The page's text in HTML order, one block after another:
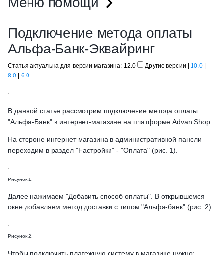
Подключение метода оплаты
Альфа-Банк-Эквайринг
Статья актуальна для версии магазина: 12.0 Другие версии 10.0|
8.0
6.0
В данной статье рассмотрим подключение метода оплаты
"Альфа-Банк" в интернет-магазине на платформе AdvantShop.
На стороне интернет магазина в административной панели
переходим в раздел "Настройки" - "Оплата" (рис. 1).
Рисунок 1.
Далее нажимаем "Добавить способ оплаты". В открывшемся
окне добавляем метод доставки с типом "Альфа-банк" (рис. 2)
Рисунок 2.
Чтобы подключить платежную систему в магазине нужно: